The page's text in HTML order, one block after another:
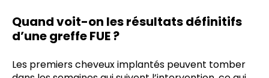
Quand voit-on les résultats définitifs
d’une greffe FUE ?
Les premiers cheveux implantés peuvent tomber